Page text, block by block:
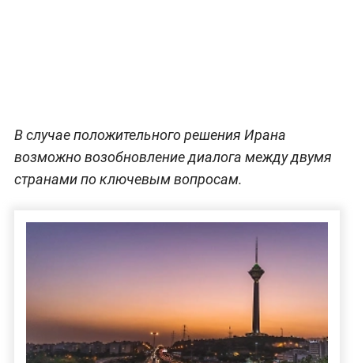
В случае положительного решения Ирана
возможно возобновление диалога между двумя
странами по ключевым вопросам.